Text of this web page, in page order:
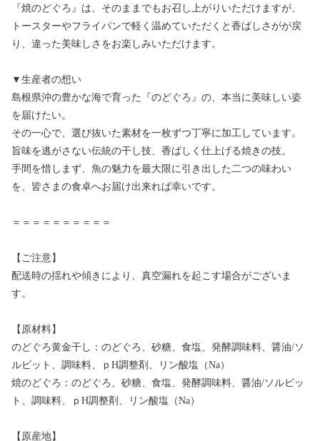
『焼のどぐろ』は、そのままでもお召し上がりいただけますが、
トースターやフライパンで軽く温めていただくと香ばしさがが戻
り、違った美味しさをお楽しみいただけます。
▼生産者の想い
島根県沖の豊かな海で育った『のどぐろ』の、本当に美味しい姿
を届けたい。
その一心で、選び抜いた素材を一枚ずつ丁寧に加工しています。
旨味を逃がさない伝統の干し技、香ばしく仕上げる焼きの技。
手間を惜しまず、魚の魅力を最大限に引き出した二つの味わい
を、皆さまの食卓へお届け出来れば幸いです。
＝＝＝＝＝＝＝＝＝＝
【ご注意】
配送時の揺れや傾きにより、真空漏れを起こす場合がございま
す。
【原材料】
のどぐろ黄金干し：のどぐろ、砂糖、食塩、発酵調味料、醤油/ソ
ルビット、調味料、ｐH調整剤、リン酸塩（Na）
焼のどぐろ：のどぐろ、砂糖、食塩、発酵調味料、醤油/ソルビッ
ト、調味料、ｐH調整剤、リン酸塩（Na）
【原産地】